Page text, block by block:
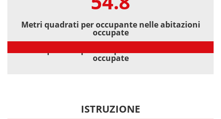
Metri quadrati per occupante nelle abitazioni
occupate
occupate
ISTRUZIONE